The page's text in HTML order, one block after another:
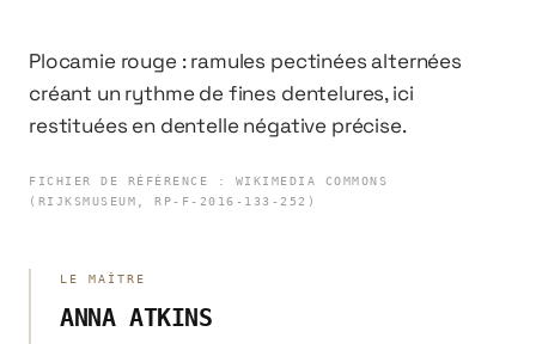
Plocamie rouge : ramules pectinées alternées
créant un rythme de fines dentelures, ici
restituées en dentelle négative précise.
FICHIER DE RÉFÉRENCE :
WIKIMEDIA COMMONS
(RIJKSMUSEUM, RP-F-2016-133-252)
LE MAÎTRE
ANNA ATKINS